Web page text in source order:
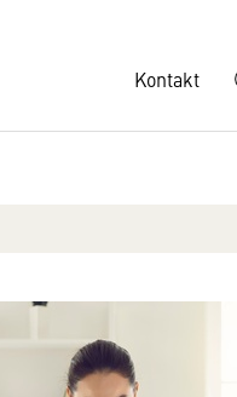
Kontakt